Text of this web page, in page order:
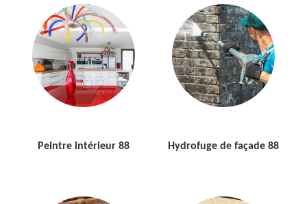
Peintre intérieur 88 Hydrofuge de façade 88